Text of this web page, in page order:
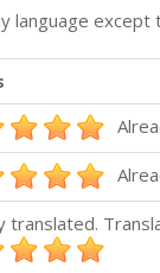
language
translated.